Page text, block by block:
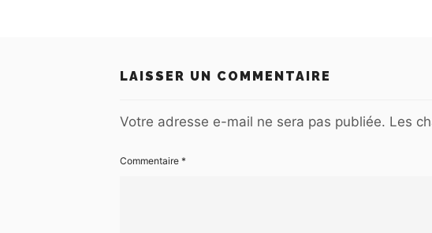
LAISSER UN COMMENTAIRE
Votre adresse e-mail ne sera pas publiée. Les
Commentaire *